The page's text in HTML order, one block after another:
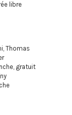
libre
Thomas
gratuit